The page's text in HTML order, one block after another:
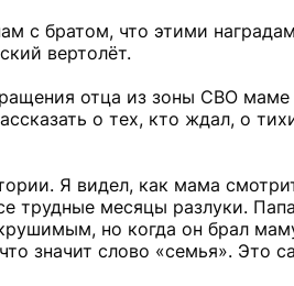
с братом, что этими
вертолёт.
отца из зоны СВО
о тех, кто ждал, о
Я видел, как мама
трудные месяцы разлуки.
но когда он брал
значит слово «семья». Это